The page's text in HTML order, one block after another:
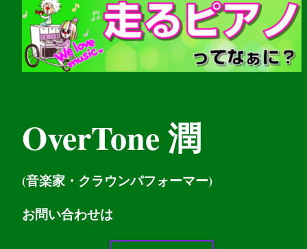
OverTone 潤
(音楽家・クラウンパフォーマー)
お問い合わせは